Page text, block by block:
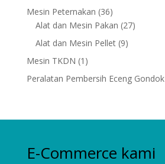
Mesin Peternakan 3636
products
Alat dan Mesin Pakan 2727
Alat dan Mesin Pellet 99
Mesin TKDN 1 1
product
Peralatan Pembersih Eceng Gondok
E-Commerce kami